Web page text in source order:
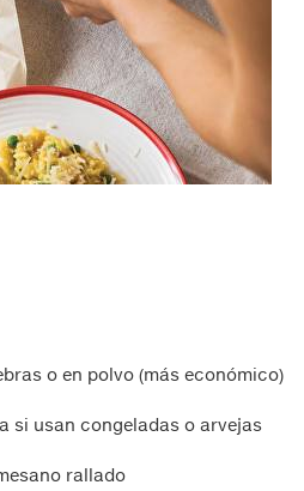
o en polvo (más económico)
si usan congeladas o arvejas
rallado